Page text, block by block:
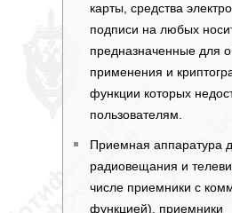
карты, средства
подписи на любых
предназначенные для
применения и
функции которых
пользователям.
Приемная аппаратура
радиовещания и
числе приемники с
функцией), приемники